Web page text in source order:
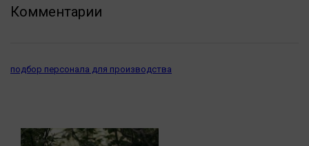
Прогулки по городу Ч
Челябинск космический
English version
Комментарии
подбор персонала для производства